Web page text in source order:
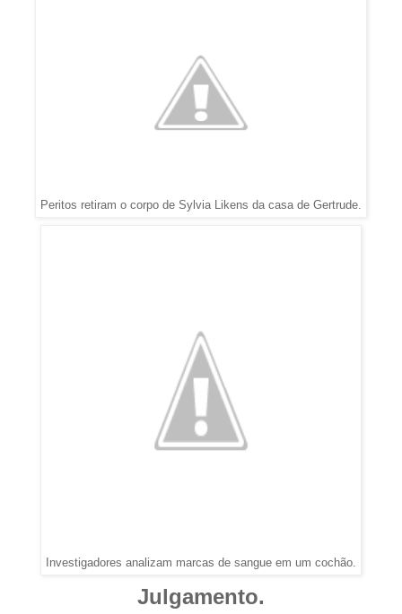
Peritos retiram o corpo de Sylvia Likens da casa de Gertrude.
Investigadores analizam marcas de sangue em um cochão.
Julgamento.